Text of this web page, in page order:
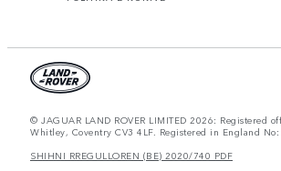
© JAGUAR LAND ROVER LIMITED 2026: Registered
Whitley, Coventry CV3 4LF. Registered in England
SHIHNI RREGULLOREN (BE) 2020/740 PDF